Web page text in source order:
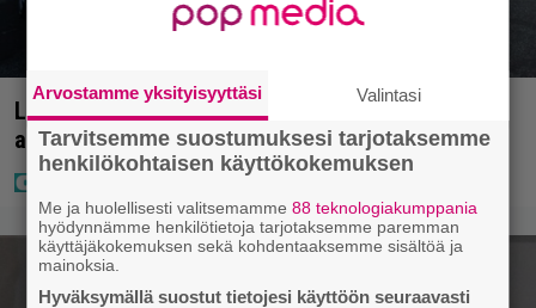
Laulaja Mirellan rantakuvat ovat täynnä lomaa,
aurinkoa ja iloa
Arvostamme yksityisyyttäsi Valintasi
Tarvitsemme suostumuksesi tarjotaksemme
henkilökohtaisen käyttökokemuksen
Me ja huolellisesti valitsemamme88 teknologiakumppania
hyödynnämme henkilötietoja tarjotaksemme paremman
käyttäjäkokemuksen sekä kohdentaaksemme sisältöä ja
mainoksia.
Hyväksymällä suostut tietojesi käyttöön seuraavasti